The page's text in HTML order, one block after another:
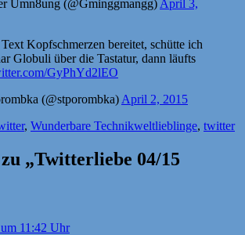
Umn8ung (@Gminggmangg) April 3,
Kopfschmerzen bereitet, schütte ich
Globuli über die Tastatur, dann läufts
GyPhYd2lEO
(@stporombka) April 2, 2015
, Wunderbare TechnikweltSchlagwörter
lieblinge, twitter
„Twitterliebe 04/15
11:42 Uhr